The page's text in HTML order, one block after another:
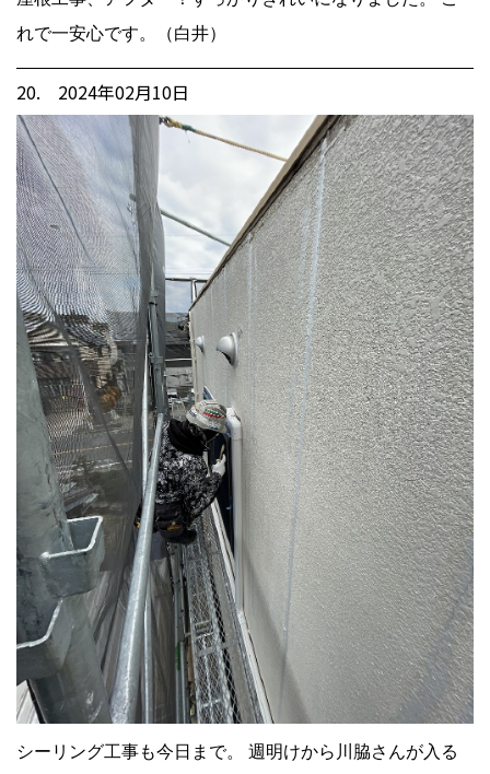
れで一安心です。（白井）
20. 2024年02月10日
シーリング工事も今日まで。 週明けから川脇さんが入る